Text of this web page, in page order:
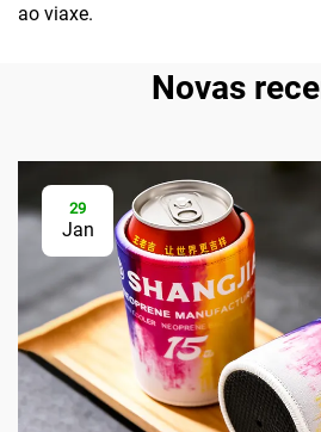
ao viaxe.
Novas
29
Jan